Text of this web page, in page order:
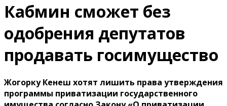
Кабмин сможет без
одобрения депутатов
продавать госимущество
Жогорку Кенеш хотят лишить права утверждения
программы приватизации государственного